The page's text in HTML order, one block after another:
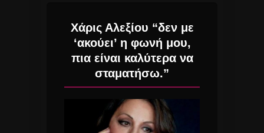
Χάρις Αλεξίου “δεν με
‘ακούει’ η φωνή μου,
πια είναι καλύτερα να
σταματήσω.”